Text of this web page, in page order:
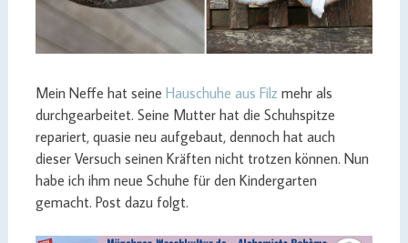
Mein Neffe hat seine Hauschuhe aus Filz mehr als
durchgearbeitet. Seine Mutter hat die Schuhspitze
repariert, quasie neu aufgebaut, dennoch hat auch
dieser Versuch seinen Kräften nicht trotzen können. Nun
habe ich ihm neue Schuhe für den Kindergarten
gemacht. Post dazu folgt.